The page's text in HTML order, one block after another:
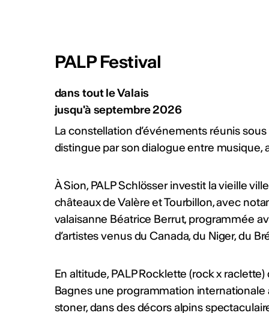
PALP Festival
dans tout le Valais
jusqu'à septembre 2026
La constellation d’événements réunis
distingue par son dialogue entre musique,
À Sion, PALP Schlösser investit la vieille
châteaux de Valère et Tourbillon, avec
valaisanne Béatrice Berrut, programmée
d’artistes venus du Canada, du Niger, du
En altitude, PALP Rocklette (rock x
Bagnes une programmation internationale
stoner, dans des décors alpins